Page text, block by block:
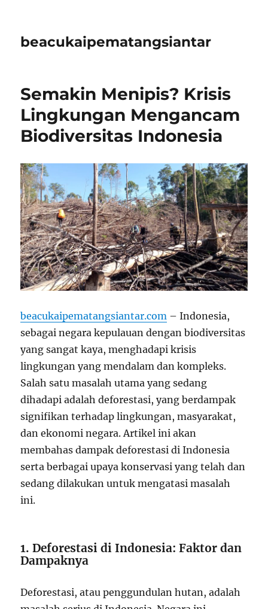
beacukaipematangsiantar
Semakin Menipis? Krisis
Lingkungan Mengancam
Biodiversitas Indonesia
beacukaipematangsiantar.com – Indonesia,
sebagai negara kepulauan dengan biodiversitas
yang sangat kaya, menghadapi krisis
lingkungan yang mendalam dan kompleks.
Salah satu masalah utama yang sedang
dihadapi adalah deforestasi, yang berdampak
signifikan terhadap lingkungan, masyarakat,
dan ekonomi negara. Artikel ini akan
membahas dampak deforestasi di Indonesia
serta berbagai upaya konservasi yang telah dan
sedang dilakukan untuk mengatasi masalah
ini.
1. Deforestasi di Indonesia: Faktor dan
Dampaknya
Deforestasi, atau penggundulan hutan, adalah